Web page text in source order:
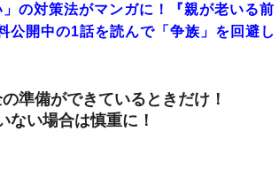
の対策法がマンガに！『親が老いる前
公開中の1話を読んで「争族」を回避し
準備ができているときだけ！
ない場合は慎重に！